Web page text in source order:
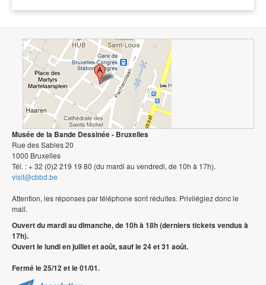
Musée de la Bande Dessinée - Bruxelles
Rue des Sables 20
1000 Bruxelles
Tél. : + 32 (0)2 219 19 80 (du mardi au vendredi, de 10h à 17h).
visit@cbbd.be
Attention, les réponses par téléphone sont réduites. Privilégiez donc le
mail.
Ouvert du mardi au dimanche, de 10h à 18h (derniers tickets vendus à
17h).
Ouvert le lundi en juillet et août, sauf le 24 et 31 août.
Fermé le 25/12 et le 01/01.